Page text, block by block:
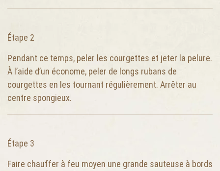
Étape 2
Pendant ce temps, peler les courgettes et jeter la pelure.
À l’aide d’un économe, peler de longs rubans de
courgettes en les tournant régulièrement. Arrêter au
centre spongieux.
Étape 3
Faire chauffer à feu moyen une grande sauteuse à bords